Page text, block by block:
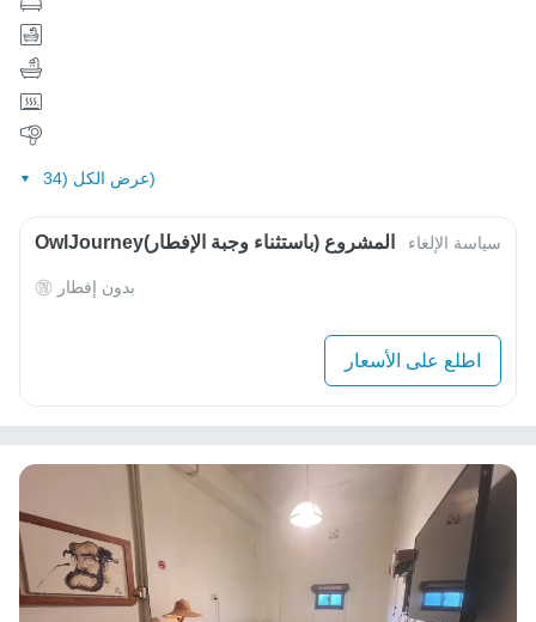
عرض الكل (34)
OwlJourneyالمشروع (باستثناء وجبة الإفطار) سياسة الإلغاء
بدون إفطار
اطلع على الأسعار